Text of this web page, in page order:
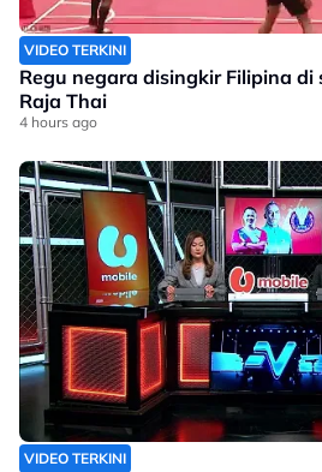
VIDEO TERKINI
Regu negara disingkir Filipina
Raja Thai
4 hours ago
VIDEO TERKINI